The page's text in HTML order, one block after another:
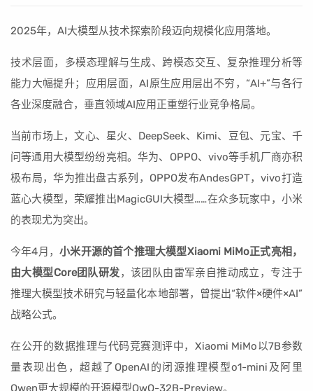
2025年，AI大模型从技术探索阶段迈向规模化应用落地。
技术层面，多模态理解与生成、跨模态交互、复杂推理分析等
能力大幅提升；应用层面，AI原生应用层出不穷，“AI+”与各行
各业深度融合，垂直领域AI应用正重塑行业竞争格局。
当前市场上，文心、星火、DeepSeek、Kimi、豆包、元宝、千
问等通用大模型纷纷亮相。华为、OPPO、vivo等手机厂商亦积
极布局，华为推出盘古系列，OPPO发布AndesGPT，vivo打造
蓝心大模型，荣耀推出MagicGUI大模型……在众多玩家中，小米
的表现尤为突出。
今年4月，小米开源的首个推理大模型Xiaomi MiMo正式亮相，
由大模型Core团队研发，该团队由雷军亲自推动成立，专注于
推理大模型技术研究与轻量化本地部署，曾提出“软件×硬件×AI”
战略公式。
在公开的数据推理与代码竞赛测评中，Xiaomi MiMo以7B参数
量表现出色，超越了OpenAI的闭源推理模型o1-mini及阿里
Qwen更大规模的开源模型QwQ-32B-Preview。